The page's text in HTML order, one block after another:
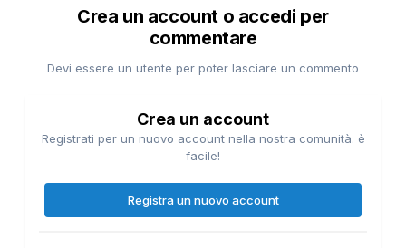
Crea un account o accedi per
commentare
Devi essere un utente per poter lasciare un commento
Crea un account
Registrati per un nuovo account nella nostra comunità. è
facile!
Registra un nuovo account